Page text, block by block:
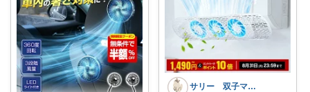
サリー 双子ママ🕊️